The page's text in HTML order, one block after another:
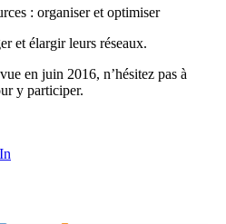
: organiser et optimiser
et élargir leurs réseaux.
en juin 2016, n’hésitez pas à
y participer.